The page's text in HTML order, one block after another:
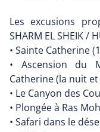
Les excusions
SHARM EL SHEIK /
• Sainte Catherine
• Ascension du
Catherine (la nuit
• Le Canyon des
• Plongée à Ras
• Safari dans le